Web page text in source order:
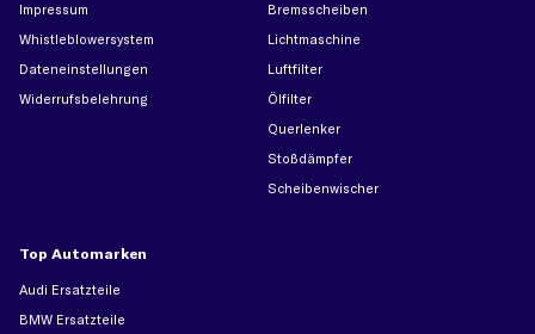
Impressum
Whistleblowersystem
Dateneinstellungen
Widerrufsbelehrung
Bremsscheiben
Lichtmaschine
Luftfilter
Ölfilter
Querlenker
Stoßdämpfer
Scheibenwischer
Top Automarken
Audi Ersatzteile
BMW Ersatzteile